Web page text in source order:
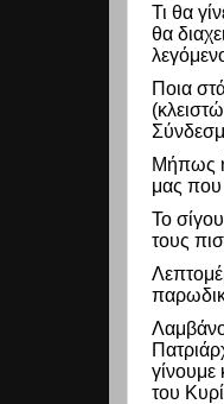
Τι θα
θα
Ποια
Μήπως
μας που
Το
τους
γίνουμε
του